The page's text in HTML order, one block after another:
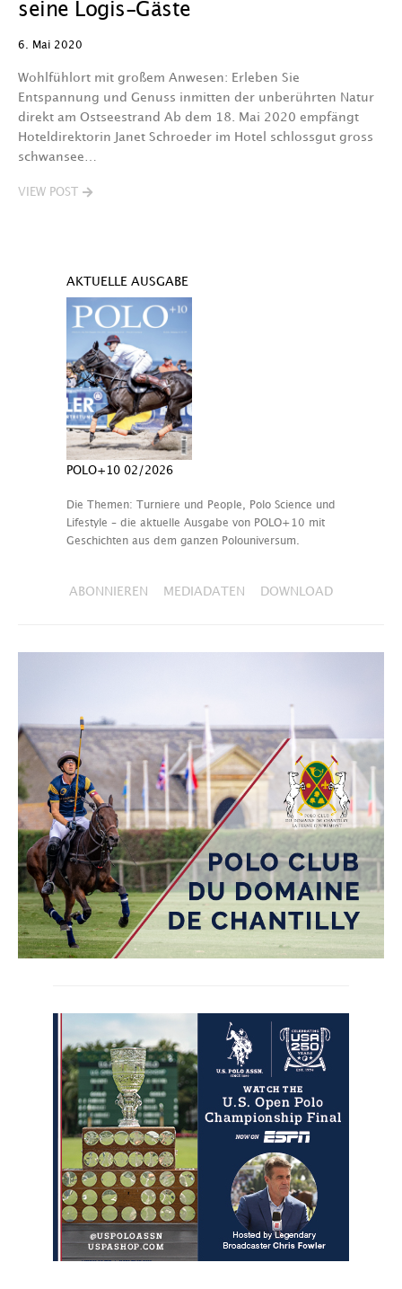
seine Logis-Gäste
6. Mai 2020
Wohlfühlort mit großem Anwesen: Erleben Sie
Entspannung und Genuss inmitten der unberührten Natur
direkt am Ostseestrand Ab dem 18. Mai 2020 empfängt
Hoteldirektorin Janet Schroeder im Hotel schlossgut gross
schwansee…
VIEW POST
AKTUELLE AUSGABE
POLO+10 02/2026
Die Themen: Turniere und People, Polo Science und
Lifestyle – die aktuelle Ausgabe von POLO+10 mit
Geschichten aus dem ganzen Polouniversum.
ABONNIEREN MEDIADATEN DOWNLOAD